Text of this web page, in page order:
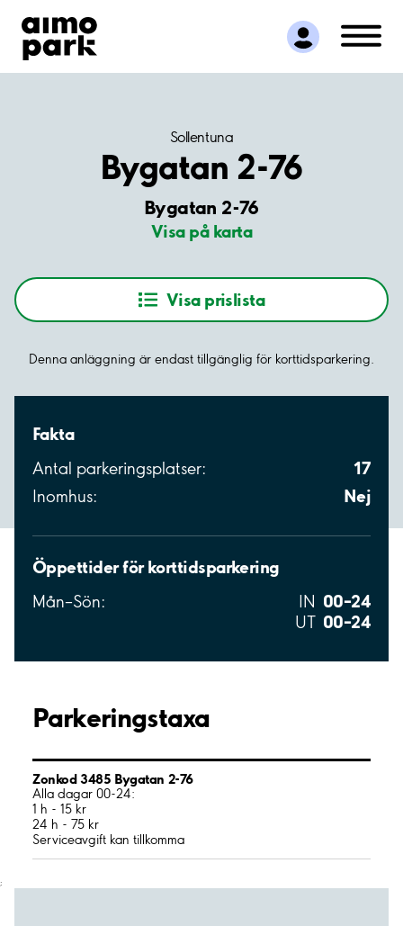
Hitta parkering
Samarbete
Kundservice
Sollentuna
Bygatan 2-76
Bygatan 2-76
Visa på karta
Visa prislista
Denna anläggning är endast tillgänglig för korttidsparkering.
Fakta
Antal parkeringsplatser: 17
Inomhus: Nej
Öppettider för korttidsparkering
Mån–Sön: IN 00–24
UT 00–24
Parkeringstaxa
Zonkod 3485 Bygatan 2-76
Alla dagar 00-24:
1 h - 15 kr
24 h - 75 kr
Serviceavgift kan tillkomma
;